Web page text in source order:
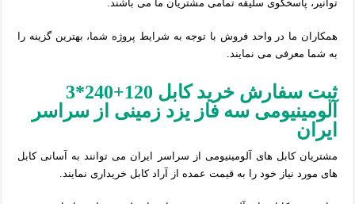
توانیر، پاسخگوی سلیقه تمامی مشتریان ما می باشند.
همکاران ما در واحد فروش با توجه به شرایط پروژه شما، بهترین گزینه را
به شما معرفی می نمایند.
ثبت سفارش خرید کابل 120+240*3
آلومینیومی سه فاز یزد زمینی از سراسر
ایران
مشتریان کابل های آلومینیومی از سراسر ایران می توانند به آسانی کابل
های مورد نیاز خود را به قیمت عمده از آراد کابل خریداری نمایند.